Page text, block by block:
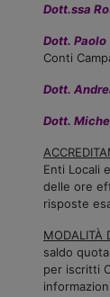
Dott.ssa
Dott. Paolo
Conti
Dott.
Dott.
Enti Locali
delle ore
risposte
MODALITÀ
saldo
per iscritti